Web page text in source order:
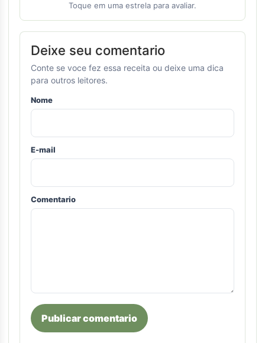
Toque em uma estrela para avaliar.
Deixe seu comentario
Conte se voce fez essa receita ou deixe uma dica
para outros leitores.
Nome
E-mail
Comentario
Publicar comentario